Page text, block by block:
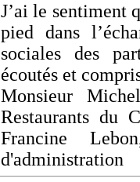
J’ai le sentiment
pied dans
sociales des
écoutés et
Monsieur
Restaurants du
Francine
d'administration